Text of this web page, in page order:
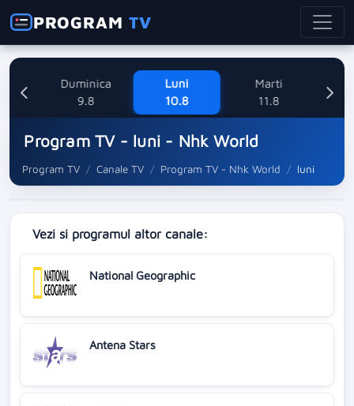
PROGRAMTV
Duminica
9.8
Luni
10.8
Marti
11.8
Program TV - luni - Nhk World
Program TV Canale TV Program TV - Nhk World luni
Vezi si programul altor canale:
National Geographic
Antena Stars